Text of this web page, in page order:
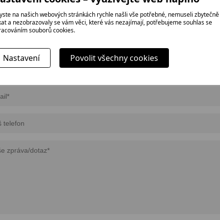
více informací o konkrétním zboží včetně ceny? Pošlete nám
na našich webových stránkách rychle našli vše potřebné, nemuseli zbytečně
a nezobrazovaly se vám věci, které vás nezajímají, potřebujeme souhlas se
souborů cookies.
Nastavení Povolit všechny cookies